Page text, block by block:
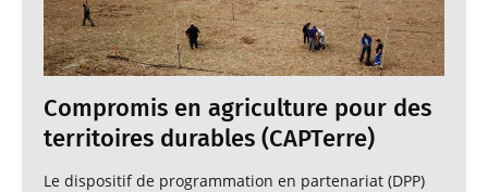
Compromis en agriculture pour des
territoires durables (CAPTerre)
Le dispositif de programmation en partenariat (DPP)